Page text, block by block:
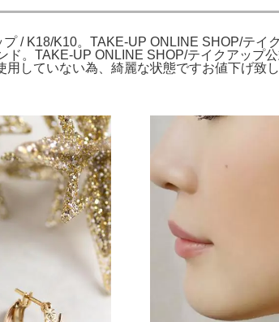
/ K18/K10。TAKE-UP ONLINE SHOP/テイ
。TAKE-UP ONLINE SHOP/テイクアップ
していない為、綺麗な状態ですお値下げ致